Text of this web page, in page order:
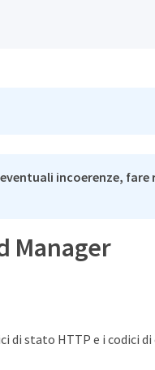
incoerenze,
Manager
di stato HTTP e i codici